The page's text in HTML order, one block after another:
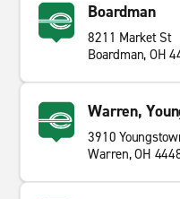
Boardman
8211 Market St
Boardman, OH
Warren,
3910
Warren, OH